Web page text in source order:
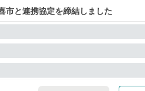
市と連携協定を締結しました